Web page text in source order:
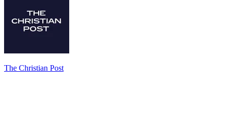
The Christian Post